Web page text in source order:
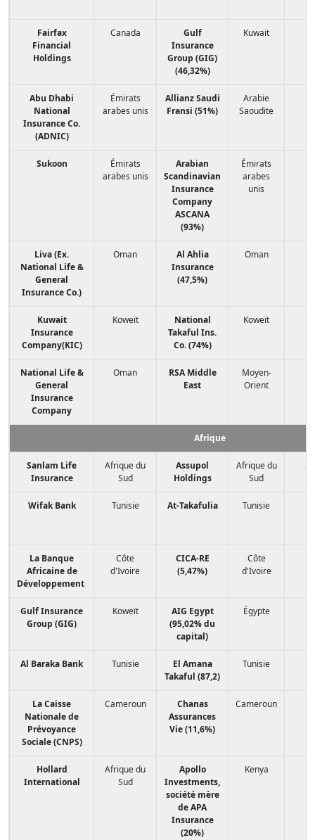
Fairfax
Financial
Holdings
Canada
Gulf
Insurance
Group (GIG)
(46,32%)
Kuwait
Abu Dhabi
National
Insurance Co.
(ADNIC)
Émirats
arabes unis
Allianz Saudi
Fransi (51%)
Arabie
Saoudite
Sukoon
Émirats
arabes unis
Arabian
Scandinavian
Insurance
Company
ASCANA
(93%)
Émirats
arabes
unis
Liva (Ex.
National Life &
General
Insurance Co.)
Oman
Al Ahlia
Insurance
(47,5%)
Oman
Kuwait
Insurance
Company(KIC)
Koweït
National
Takaful Ins.
Co. (74%)
Koweït
National Life &
General
Insurance
Company
Oman
RSA Middle
East
Moyen-
Orient
Afrique
Sanlam Life
Insurance
Afrique du
Sud
Assupol
Holdings
Afrique du
Sud
Wifak Bank Tunisie At-Takafulia Tunisie
La Banque
Africaine de
Développement
Côte
d'Ivoire
CICA-RE
(5,47%)
Côte
d'Ivoire
Gulf Insurance
Group (GIG)
Koweït
AIG Egypt
(95,02% du
capital)
Égypte
Al Baraka Bank Tunisie
El Amana
Takaful (87,2)
Tunisie
La Caisse
Nationale de
Prévoyance
Sociale (CNPS)
Cameroun
Chanas
Assurances
Vie (11,6%)
Cameroun
Hollard
International
Afrique du
Sud
Apollo
Investments,
société mère
de APA
Insurance
(20%)
Kenya